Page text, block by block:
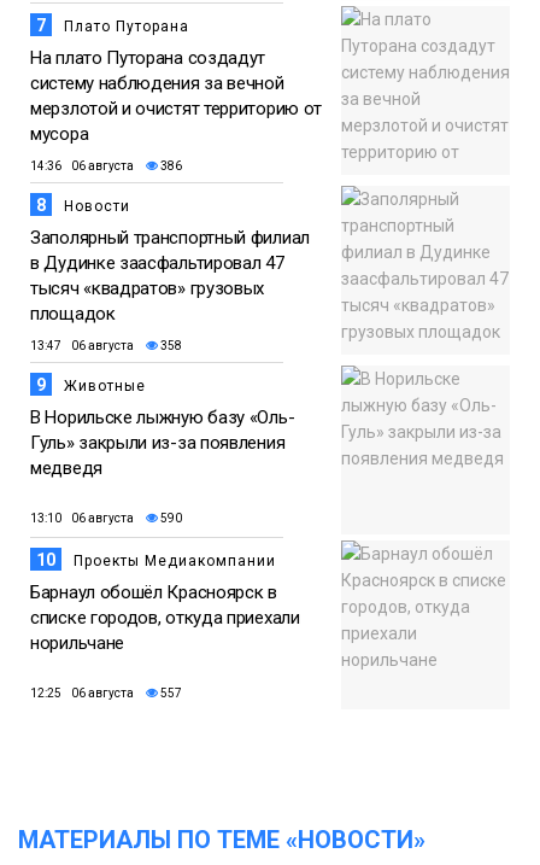
7 Плато Путорана
На плато Путорана создадут
систему наблюдения за вечной
мерзлотой и очистят территорию от
мусора
14:36 06 августа 386
8 Новости
Заполярный транспортный филиал
в Дудинке заасфальтировал 47
тысяч «квадратов» грузовых
площадок
13:47 06 августа 358
9 Животные
В Норильске лыжную базу «Оль-
Гуль» закрыли из-за появления
медведя
13:10 06 августа 590
10 Проекты Медиакомпании
Барнаул обошёл Красноярск в
списке городов, откуда приехали
норильчане
12:25 06 августа 557
МАТЕРИАЛЫ ПО ТЕМЕ «НОВОСТИ»